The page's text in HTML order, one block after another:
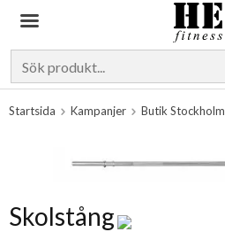
Startsida Kampanjer Butik Stockholm
Skolstång